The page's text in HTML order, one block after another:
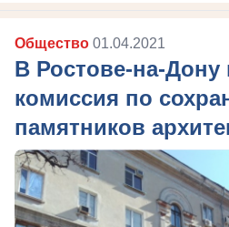
Общество 01.04.2021
В Ростове-на-Дону
комиссия по
памятников